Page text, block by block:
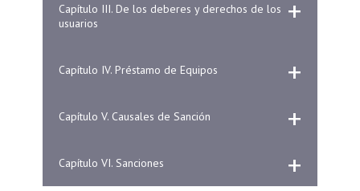
Capítulo III. De los deberes y derechos de los
usuarios
Capítulo IV. Préstamo de Equipos
Capítulo V. Causales de Sanción
Capítulo VI. Sanciones